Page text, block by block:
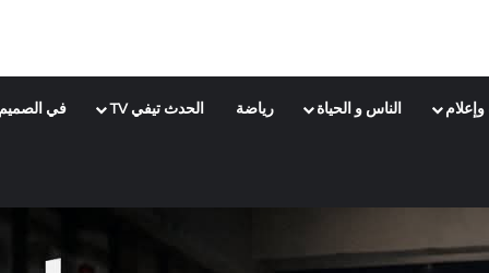
الناس و الحياة رياضة الحدث تيفي TV في الصميم